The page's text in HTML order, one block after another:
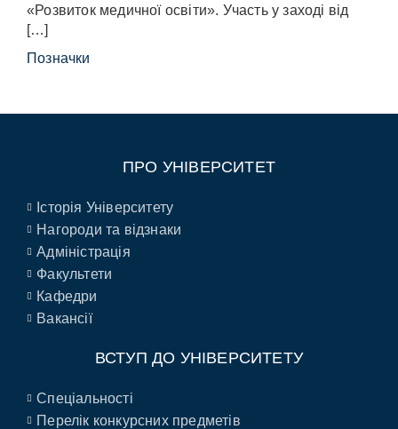
«Розвиток медичної освіти». Участь у заході від
[…]
Позначки
ПРО УНІВЕРСИТЕТ
Історія Університету
Нагороди та відзнаки
Адміністрація
Факультети
Кафедри
Вакансії
ВСТУП ДО УНІВЕРСИТЕТУ
Спеціальності
Перелік конкурсних предметів